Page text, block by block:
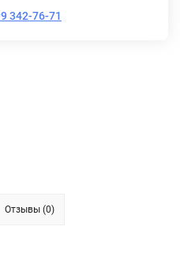
342-76-71
Отзывы (0)